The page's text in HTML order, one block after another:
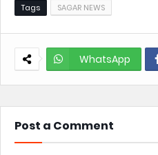
Tags SAGAR NEWS
WhatsApp
Post a Comment